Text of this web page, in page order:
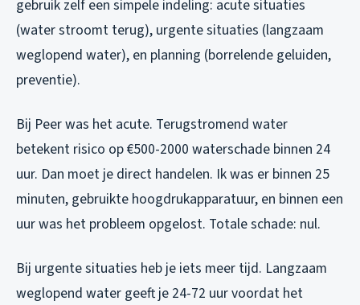
gebruik zelf een simpele indeling: acute situaties
(water stroomt terug), urgente situaties (langzaam
weglopend water), en planning (borrelende geluiden,
preventie).
Bij Peer was het acute. Terugstromend water
betekent risico op €500-2000 waterschade binnen 24
uur. Dan moet je direct handelen. Ik was er binnen 25
minuten, gebruikte hoogdrukapparatuur, en binnen een
uur was het probleem opgelost. Totale schade: nul.
Bij urgente situaties heb je iets meer tijd. Langzaam
weglopend water geeft je 24-72 uur voordat het